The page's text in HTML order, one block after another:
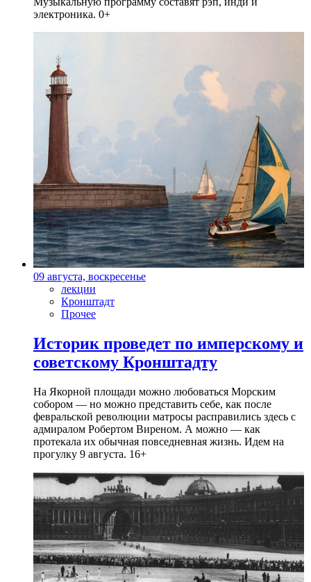
электроника. 0+
09 августа, воскресенье
лекции
Кронштадт
Прочее
Историк проведет по имперскому и
советскому Кронштадту
На Якорной площади можно любоваться Морским
собором — но можно представить себе, как после
февральской революции матросы расправились здесь с
адмиралом Робертом Виреном. А можно — как
протекала их обычная повседневная жизнь. Идем на
прогулку 9 августа. 16+